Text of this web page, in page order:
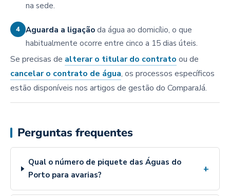
na sede.
4 Aguarda a ligação da água ao domicílio, o que
habitualmente ocorre entre cinco a 15 dias úteis.
Se precisas de alterar o titular do contrato ou de
cancelar o contrato de água, os processos específicos
estão disponíveis nos artigos de gestão do ComparaJá.
Perguntas frequentes
Qual o número de piquete das Águas do
Porto para avarias?
+